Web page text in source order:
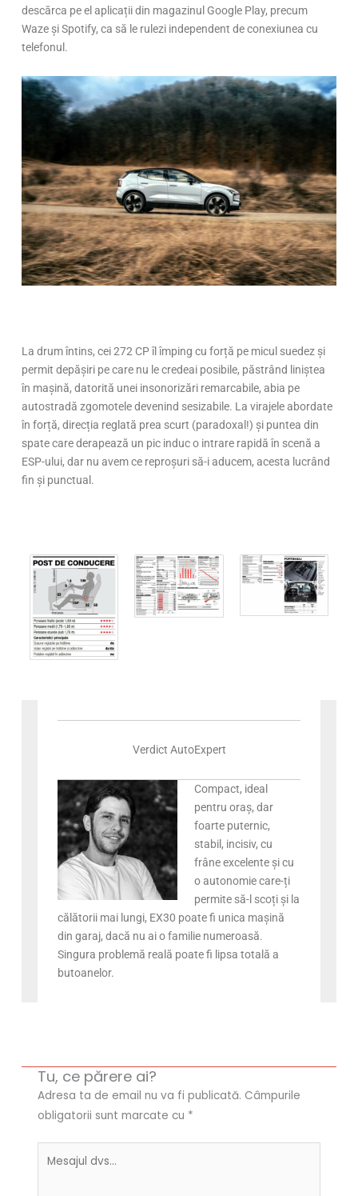
descărca pe el aplicații din magazinul Google Play, precum
Waze și Spotify, ca să le rulezi independent de conexiunea cu
telefonul.
La drum întins, cei 272 CP îl împing cu forță pe micul suedez și
permit depășiri pe care nu le credeai posibile, păstrând liniștea
în mașină, datorită unei insonorizări remarcabile, abia pe
autostradă zgomotele devenind sesizabile. La virajele abordate
în forță, direcția reglată prea scurt (paradoxal!) și puntea din
spate care derapează un pic induc o intrare rapidă în scenă a
ESP-ului, dar nu avem ce reproșuri să-i aducem, acesta lucrând
fin și punctual.
Verdict AutoExpert
Compact, ideal
pentru oraș, dar
foarte puternic,
stabil, incisiv, cu
frâne excelente și cu
o autonomie care-ți
permite să-l scoți și la
călătorii mai lungi, EX30 poate fi unica mașină
din garaj, dacă nu ai o familie numeroasă.
Singura problemă reală poate fi lipsa totală a
butoanelor.
Tu, ce părere ai?
Adresa ta de email nu va fi publicată. Câmpurile
obligatorii sunt marcate cu *